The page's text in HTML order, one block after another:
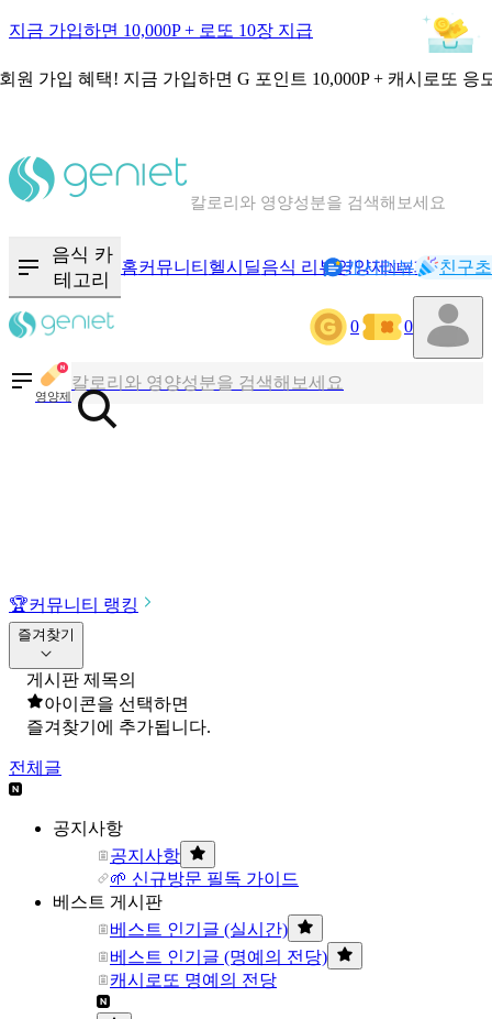
지금 가입하면 10,000P + 로또 10장 지급
원 가입 혜택! 지금 가입하면 G 포인트 10,000P + 캐시로또 응
칼로리와 영양성분을 검색해보세요
음식 카
테고리
홈커뮤니티 헬시딜음식 리뷰영양제NEW기록
캐시리뷰 친구
0 0
영양제
칼로리와 영양성분을 검색해보세요
혈당 · 다이어트 음식 검색해보세요
🏆커뮤니티 랭킹
즐겨찾기
게시판 제목의
아이콘을 선택하면
즐겨찾기에 추가됩니다.
전체글
공지사항
공지사항
🌱 신규방문 필독 가이드
베스트 게시판
베스트 인기글 (실시간)
베스트 인기글 (명예의 전당)
캐시로또 명예의 전당